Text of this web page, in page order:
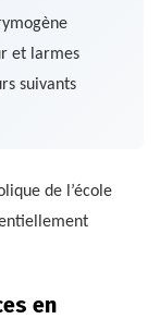
et larmes
suivants
de l’école
en